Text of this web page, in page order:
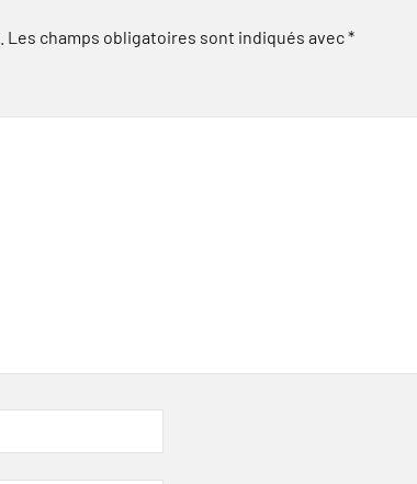
Les champs obligatoires sont indiqués avec*